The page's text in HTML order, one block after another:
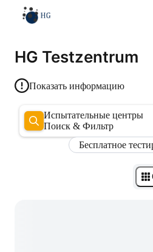
HG Testzentrum
Показать информацию
Испытательные центры
Поиск & Фильтр
Бесплатное